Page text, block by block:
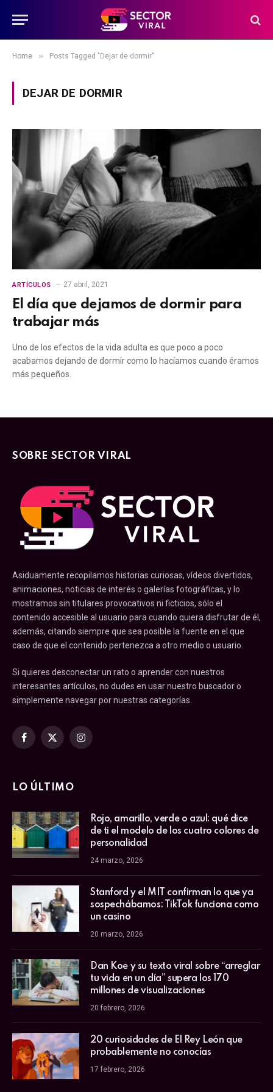
Home » Posts Tagged "Dejar de dormir"
DEJAR DE DORMIR
ARTÍCULOS 27 abril, 2021
El día que dejamos de dormir para
trabajar más
Uno de los efectos de la vida adulta es que poco a poco
acabamos dejando de dormir como lo hacíamos cuando éramos
más pequeños.
SOBRE SECTOR VIRAL
Asiduamente recopilamos historias curiosas, vídeos divertidos,
animaciones, noticias de interés o galerías fotográficas, y lo
mostramos sin titulares provocativos ni ficticios, sólo el
contenido accesible al usuario para cuando quiera disfrutar de él,
además, citando siempre que sea posible la fuente en el que
caso de que el contenido pertenezca a otro medio o usuario.
Si quieres desconectar un rato o aprender con nuestros
interesantes artículos, no dudes en usar nuestro buscador o
simplemente navegar por nuestras categorías.
Facebook
X
Instagram
LO ÚLTIMO
Rojo, amarillo, verde o azul: qué dice
de ti el modelo de los cuatro colores de
personalidad
24 marzo, 2026
Stanford y el MIT confirman lo que ya
sospechábamos: TikTok funciona como
un casino
20 marzo, 2026
Dan Koe y su texto viral sobre “arreglar
tu vida en un día” supera los 170
millones de visualizaciones
20 febrero, 2026
20 curiosidades de El Rey León que
probablemente no conocías
17 febrero, 2026